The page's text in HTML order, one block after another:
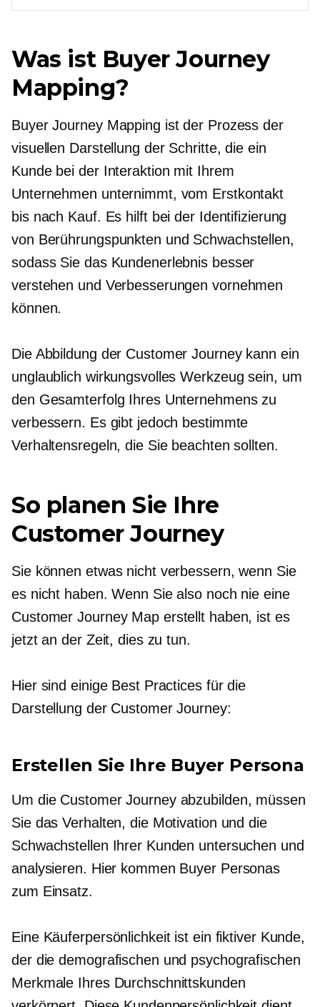
Was ist Buyer Journey
Mapping?
Buyer Journey Mapping ist der Prozess der
visuellen Darstellung der Schritte, die ein
Kunde bei der Interaktion mit Ihrem
Unternehmen unternimmt, vom Erstkontakt
bis nach Kauf. Es hilft bei der Identifizierung
von Berührungspunkten und Schwachstellen,
sodass Sie das Kundenerlebnis besser
verstehen und Verbesserungen vornehmen
können.
Die Abbildung der Customer Journey kann ein
unglaublich wirkungsvolles Werkzeug sein, um
den Gesamterfolg Ihres Unternehmens zu
verbessern. Es gibt jedoch bestimmte
Verhaltensregeln, die Sie beachten sollten.
So planen Sie Ihre
Customer Journey
Sie können etwas nicht verbessern, wenn Sie
es nicht haben. Wenn Sie also noch nie eine
Customer Journey Map erstellt haben, ist es
jetzt an der Zeit, dies zu tun.
Hier sind einige Best Practices für die
Darstellung der Customer Journey:
Erstellen Sie Ihre Buyer Persona
Um die Customer Journey abzubilden, müssen
Sie das Verhalten, die Motivation und die
Schwachstellen Ihrer Kunden untersuchen und
analysieren. Hier kommen Buyer Personas
zum Einsatz.
Eine Käuferpersönlichkeit ist ein fiktiver Kunde,
der die demografischen und psychografischen
Merkmale Ihres Durchschnittskunden